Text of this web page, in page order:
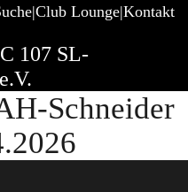
Club Lounge Kontakt
107 SL-
Schneider